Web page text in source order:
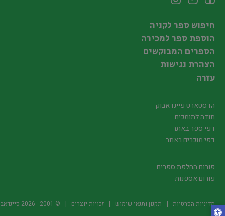
חיפוש ספר לקניה
הוספת ספר למכירה
הספרים המבוקשים
הצהרת נגישות
עזרה
הדסטארט פיינדאבוק
תודה לתומכים
דפי ספר באתר
דפי מוכרים באתר
פורום החלפת ספרים
פורום אספנות
מדיניות הפרטיות תקנון ותנאי שימוש זכויות יוצרים © 2001 -
2026